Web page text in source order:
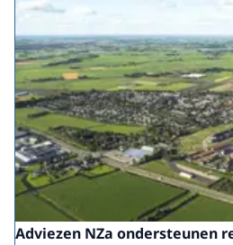
Adviezen NZa ondersteunen